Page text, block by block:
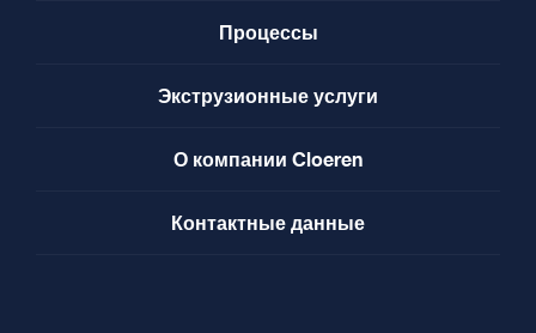
Процессы
Экструзионные услуги
О компании Cloeren
Контактные данные